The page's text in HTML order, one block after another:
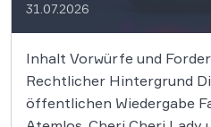
31.07.2026
Inhalt Vorwürfe und
Rechtlicher Hintergrund
öffentlichen Wiedergabe